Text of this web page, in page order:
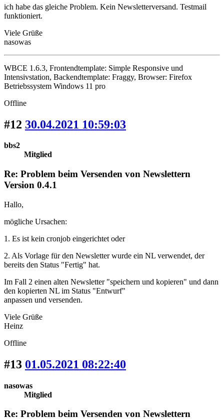
ich habe das gleiche Problem. Kein Newsletterversand. Testmail
funktioniert.
Viele Grüße
nasowas
WBCE 1.6.3, Frontendtemplate: Simple Responsive und
Intensivstation, Backendtemplate: Fraggy, Browser: Firefox
Betriebssystem Windows 11 pro
Offline
#12 30.04.2021 10:59:03
bbs2
Mitglied
Re: Problem beim Versenden von Newslettern
Version 0.4.1
Hallo,
mögliche Ursachen:
1. Es ist kein cronjob eingerichtet oder
2. Als Vorlage für den Newsletter wurde ein NL verwendet, der
bereits den Status "Fertig" hat.
Im Fall 2 einen alten Newsletter "speichern und kopieren" und dann
den kopierten NL im Status "Entwurf"
anpassen und versenden.
Viele Grüße
Heinz
Offline
#13 01.05.2021 08:22:40
nasowas
Mitglied
Re: Problem beim Versenden von Newslettern